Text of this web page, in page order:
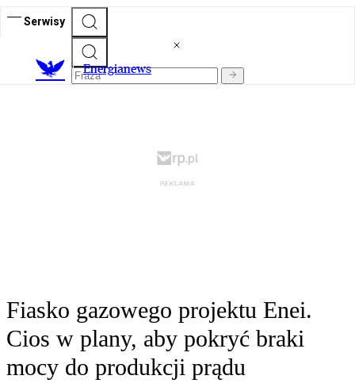
Serwisy
Energianews
Fiasko gazowego projektu Enei.
Cios w plany, aby pokryć braki
mocy do produkcji prądu